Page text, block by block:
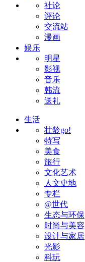
社论
评论
交流站
漫画
娱乐
明星
影视
音乐
韩流
送礼
生活
壮龄go!
特写
美食
旅行
文化艺术
人文史地
专栏
@世代
生态与环保
时尚与美容
设计与家居
光影
科玩